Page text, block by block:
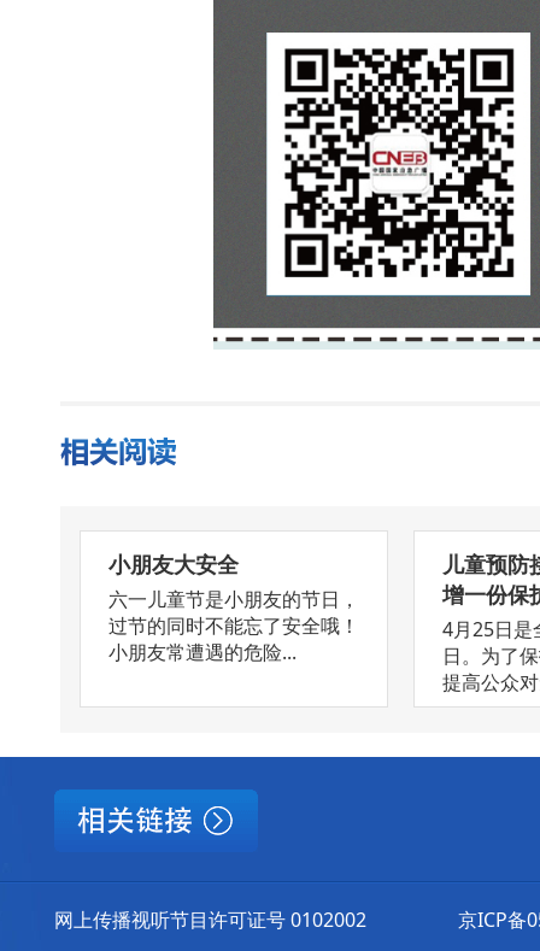
小朋友大安全
六一儿童节是小朋友的节日，
过节的同时不能忘了安全哦！
小朋友常遭遇的危险...
儿童预防
增一份保
4月25日是
日。为了
提高公众
网上传播视听节目许可证号 0102002 京ICP备